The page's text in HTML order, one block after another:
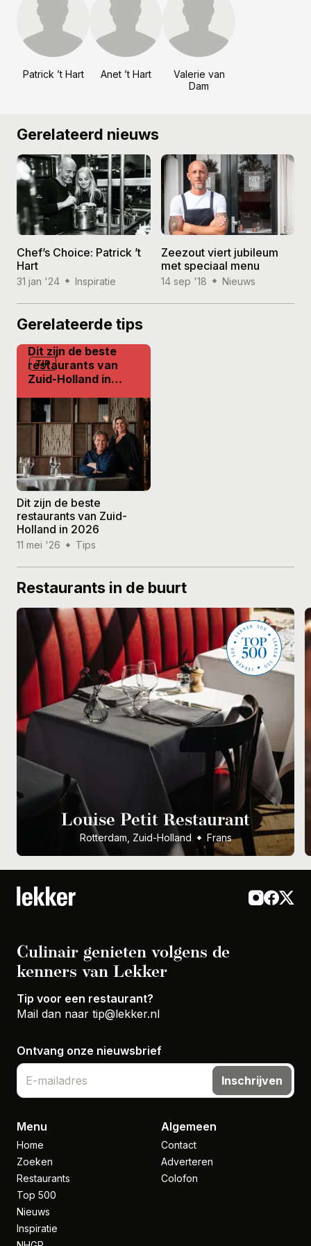
Patrick ’t Hart Anet ’t Hart
Valerie van
Dam
Gerelateerd nieuws
Chef’s Choice: Patrick ’t
Hart
31 jan '24 Inspiratie
Zeezout viert jubileum
met speciaal menu
14 sep '18 Nieuws
Gerelateerde tips
TIP
Dit zijn de beste
restaurants van
Zuid-Holland in
Dit zijn de beste
restaurants van Zuid-
Holland in 2026
11 mei '26 Tips
Restaurants in de buurt
Louise Petit Restaurant
Rotterdam, Zuid-Holland Frans
Culinair genieten volgens de
kenners van Lekker
Tip voor een restaurant?
Mail dan naar tip@lekker.nl
Ontvang onze nieuwsbrief
Inschrijven
Menu
Home
Zoeken
Restaurants
Top 500
Nieuws
Inspiratie
Algemeen
Contact
Adverteren
Colofon